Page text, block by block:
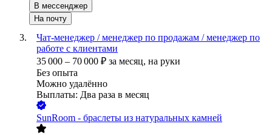
В мессенджер
На почту
Чат-менеджер / менеджер по продажам / менеджер по
работе с клиентами
35 000 – 70 000 ₽ за месяц, на руки
Без опыта
Можно удалённо
Выплаты: Два раза в месяц
SunRoom - браслеты из натуральных камней